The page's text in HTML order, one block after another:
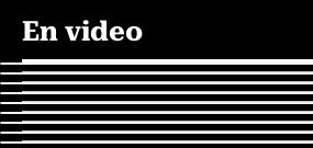
En video